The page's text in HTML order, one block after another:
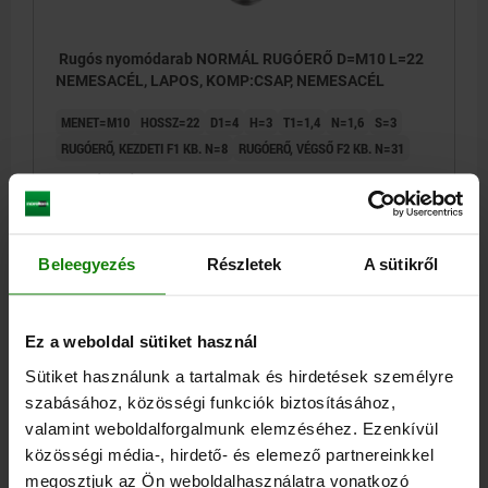
Beleegyezés Részletek A sütikről
Ez a weboldal sütiket használ
Sütiket használunk a tartalmak és hirdetések személyre
szabásához, közösségi funkciók biztosításához,
valamint weboldalforgalmunk elemzéséhez. Ezenkívül
közösségi média-, hirdető- és elemező partnereinkkel
megosztjuk az Ön weboldalhasználatra vonatkozó
Rugós nyomódarab NORMÁL RUGÓERŐ D=M10 L=22
NEMESACÉL, LAPOS, KOMP:CSAP, NEMESACÉL
MENET=M10 HOSSZ=22 D1=4 H=3 T1=1,4 N=1,6
S=3
RUGÓERŐ, KEZDETI F1 KB. N=8
RUGÓERŐ, VÉGSŐ F2 KB. N=31
hozzáértve szállítási költségek
03055-01